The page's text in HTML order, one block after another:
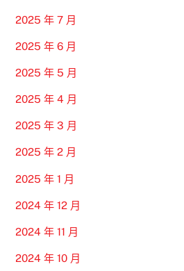
2025 年 7 月
2025 年 6 月
2025 年 5 月
2025 年 4 月
2025 年 3 月
2025 年 2 月
2025 年 1 月
2024 年 12 月
2024 年 11 月
2024 年 10 月